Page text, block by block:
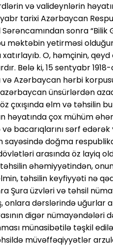
və valideynlərin
tarixi Azərbaycan
sonra “Bilik
məktəbin yetirməsi
O, həmçinin,
Belə ki, 15 sentyabr
Azərbaycan hərbi
ünsürlərdən
çıxışında elm və təhsilin
həyatında çox mühüm
bacarıqlarını sərf
sayəsində doğma
arasında öz layiq
əhəmiyyətindən,
təhsilin keyfiyyəti nə
Şura üzvləri və təhsil
onlara dərslərində uğurlar
digər
münasibətilə təşkil
müvəffəqiyyətlər